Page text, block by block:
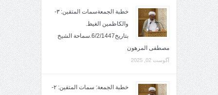
خطبة الجمعةسمات المتقين: ٣-
والكاظمين الغيظ.
بتاريخ6/2/1447.سماحة الشيخ
مصطفى المرهون
آگوست 02, 2025
خطبة الجمعة: سمات المتقين: ٢-